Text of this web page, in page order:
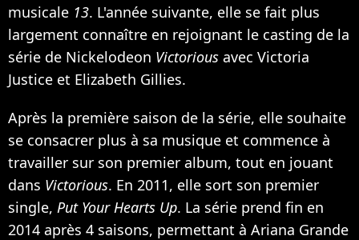
musicale 13. L'année suivante, elle se fait plus
largement connaître en rejoignant le casting de la
série de Nickelodeon Victorious avec Victoria
Justice et Elizabeth Gillies.
Après la première saison de la série, elle souhaite
se consacrer plus à sa musique et commence à
travailler sur son premier album, tout en jouant
dans Victorious. En 2011, elle sort son premier
single, Put Your Hearts Up. La série prend fin en
2014 après 4 saisons, permettant à Ariana Grande